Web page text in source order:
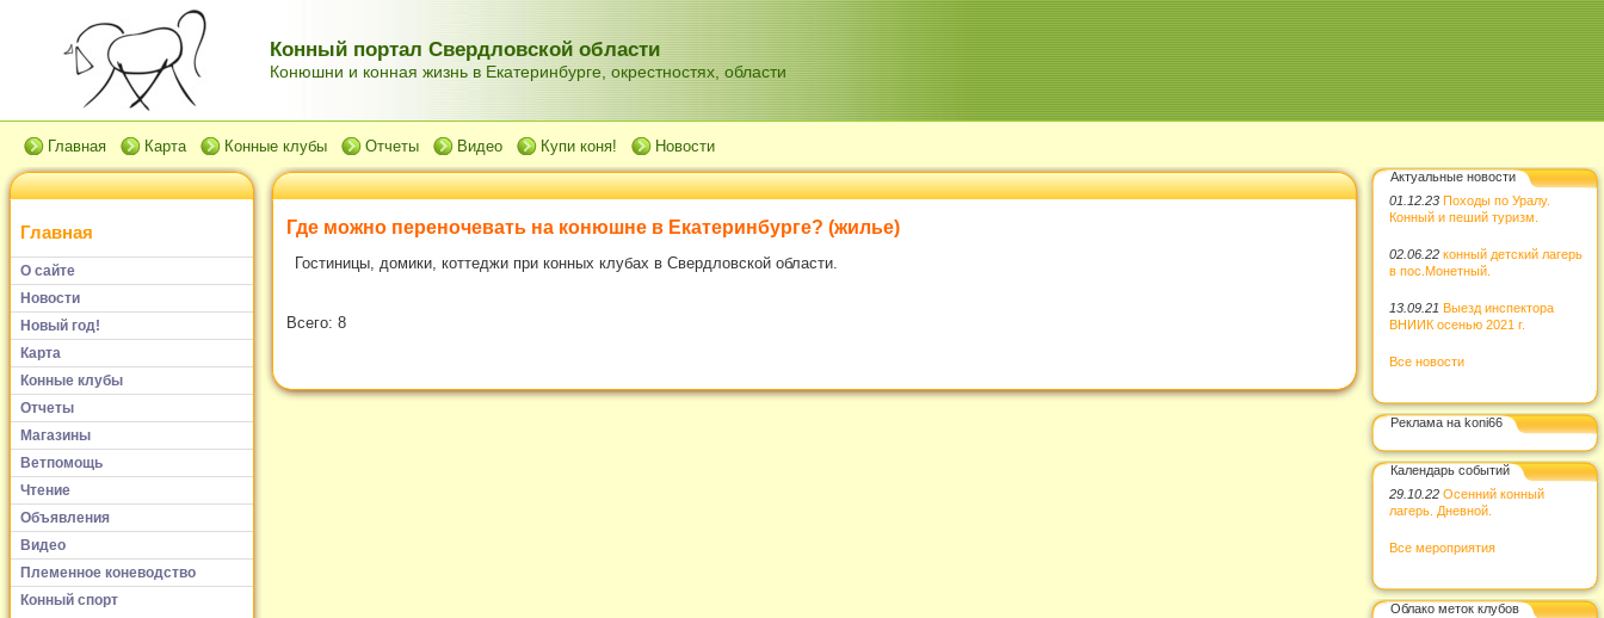
Конный портал Свердловской области
Конюшни и конная жизнь в Екатеринбурге, окрестностях, области
Главная Карта Конные клубы Отчеты Видео Купи коня! Новости
Главная
О сайте
Новости
Новый год!
Карта
Конные клубы
Отчеты
Магазины
Ветпомощь
Чтение
Объявления
Видео
Племенное коневодство
Конный спорт
Где можно переночевать на конюшне в Екатеринбурге? (жилье)
Гостиницы, домики, коттеджи при конных клубах в Свердловской области.
Всего: 8
Актуальные новости
01.12.23 Походы по Уралу.
Конный и пеший туризм.
02.06.22 конный детский лагерь
в пос.Монетный.
13.09.21 Выезд инспектора
ВНИИК осенью 2021 г.
Все новости
Реклама на koni66
Календарь событий
29.10.22 Осенний конный
лагерь. Дневной.
Все мероприятия
Облако меток клубов